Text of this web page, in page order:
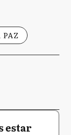
estar